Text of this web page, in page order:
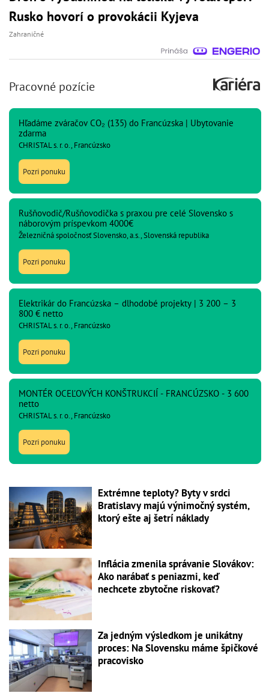
Rusko hovorí o provokácii Kyjeva
Zahraničné
Pracovné pozície
Hľadáme zváračov CO₂ (135) do Francúzska | Ubytovanie
zdarma
CHRISTAL s. r. o., Francúzsko
Pozri ponuku
Rušňovodič/Rušňovodička s praxou pre celé Slovensko s
náborovým príspevkom 4000€
Železničná spoločnosť Slovensko, a.s., Slovenská republika
Pozri ponuku
Elektrikár do Francúzska – dlhodobé projekty | 3 200 – 3
800 € netto
CHRISTAL s. r. o., Francúzsko
Pozri ponuku
MONTÉR OCEĽOVÝCH KONŠTRUKCIÍ - FRANCÚZSKO - 3 600
netto
CHRISTAL s. r. o., Francúzsko
Pozri ponuku
Extrémne teploty? Byty v srdci
Bratislavy majú výnimočný systém,
ktorý ešte aj šetrí náklady
Inflácia zmenila správanie Slovákov:
Ako narábať s peniazmi, keď
nechcete zbytočne riskovať?
Za jedným výsledkom je unikátny
proces: Na Slovensku máme špičkové
pracovisko